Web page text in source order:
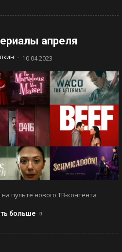
апреля
- 10.04.2023
пульте нового ТВ-контента
больше